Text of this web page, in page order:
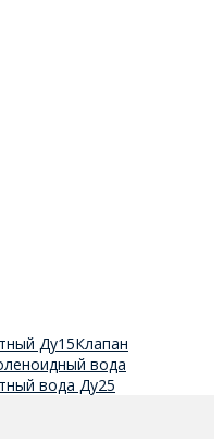
Ду15Клапан
вода
вода Ду25